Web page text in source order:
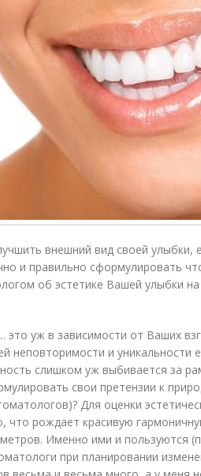
внешний вид своей улыбки,
и правильно сформулировать
об эстетике Вашей улыбки
это уж в зависимости от Ваших
неповторимости и уникальности
слишком уж выбивается за
свои претензии к
Для оценки
что рождает красивую
Именно ими и пользуются
при планировании